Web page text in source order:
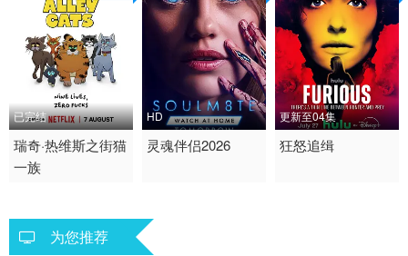
已完结
2026 / 英国 / 英语
欧美动漫
瑞奇·热维斯之街猫
一族
HD
2026 / 美国 / 英语
灵魂伴侣2026
更新至04集
2026 / 美国 / 英语
狂怒追缉
为您推荐